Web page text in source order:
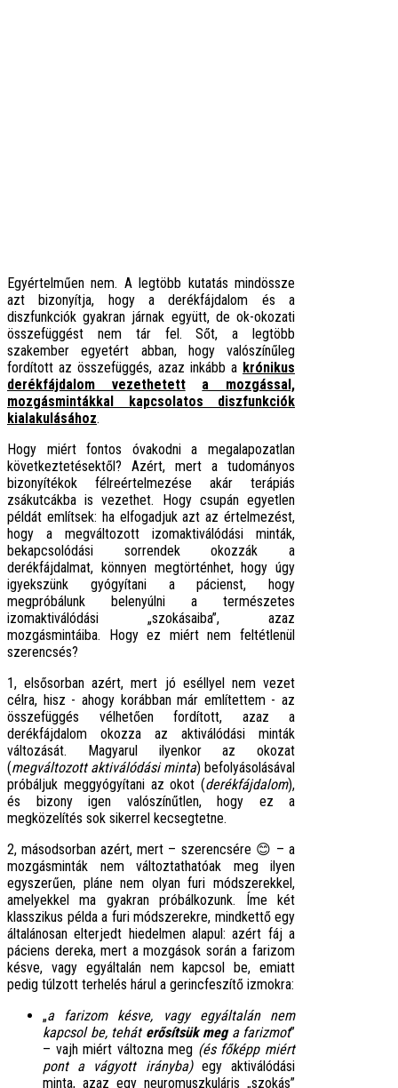
Egyértelműen nem. A legtöbb kutatás mindössze
azt bizonyítja, hogy a derékfájdalom és a
diszfunkciók gyakran járnak együtt, de ok-okozati
összefüggést nem tár fel. Sőt, a legtöbb
szakember egyetért abban, hogy valószínűleg
fordított az összefüggés, azaz inkább a krónikus
derékfájdalom vezethetett
a mozgással,
mozgásmintákkal kapcsolatos diszfunkciók
kialakulásához.
Hogy miért fontos óvakodni a megalapozatlan
következtetésektől? Azért, mert a tudományos
bizonyítékok félreértelmezése akár terápiás
zsákutcákba is vezethet. Hogy csupán egyetlen
példát említsek: ha elfogadjuk azt az értelmezést,
hogy a megváltozott izomaktiválódási minták,
bekapcsolódási sorrendek okozzák a
derékfájdalmat, könnyen megtörténhet, hogy úgy
igyekszünk gyógyítani a pácienst, hogy
megpróbálunk belenyúlni a természetes
izomaktiválódási „szokásaiba”, azaz
mozgásmintáiba. Hogy ez miért nem feltétlenül
szerencsés?
1, elsősorban azért, mert jó eséllyel nem vezet
célra, hisz - ahogy korábban már említettem - az
összefüggés vélhetően fordított, azaz a
derékfájdalom okozza az aktiválódási minták
változását. Magyarul ilyenkor az okozat
(megváltozott aktiválódási minta) befolyásolásával
próbáljuk meggyógyítani az okot (derékfájdalom),
és bizony igen valószínűtlen, hogy ez a
megközelítés sok sikerrel kecsegtetne.
2, másodsorban azért, mert – szerencsére 😊 – a
mozgásminták nem változtathatóak meg ilyen
egyszerűen, pláne nem olyan furi módszerekkel,
amelyekkel ma gyakran próbálkozunk. Íme két
klasszikus példa a furi módszerekre, mindkettő egy
általánosan elterjedt hiedelmen alapul: azért fáj a
páciens dereka, mert a mozgások során a farizom
késve, vagy egyáltalán nem kapcsol be, emiatt
pedig túlzott terhelés hárul a gerincfeszítő izmokra:
„a farizom késve, vagy egyáltalán nem
kapcsol be, tehát erősítsük mega farizmot”
– vajh miért változna meg (és főképp miért
pont a vágyott irányba)egy aktiválódási
minta, azaz egy neuromuszkuláris „szokás”